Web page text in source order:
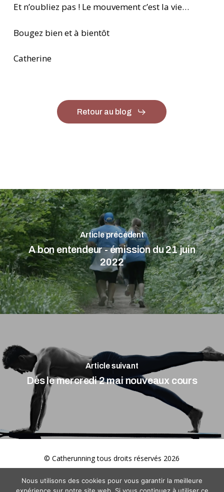
Et n’oubliez pas ! Le mouvement c’est la vie…
Bougez bien et à bientôt
Catherine
Retour au blog
Article précédent
A bon entendeur - émission du 21 juin
2022
Article suivant
Dès le mercredi 2 mai nouveaux cours
© Catherunning tous droits réservés 2026
Nous utilisons des cookies pour vous garantir la meilleure